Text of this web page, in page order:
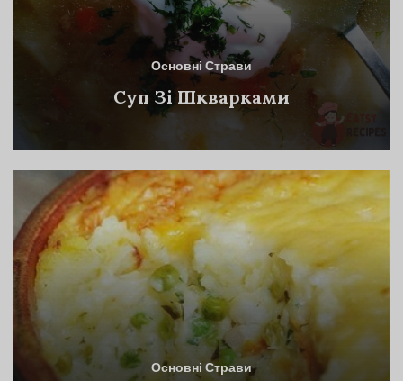
Основні Страви
Суп Зі Шкварками
Основні Страви